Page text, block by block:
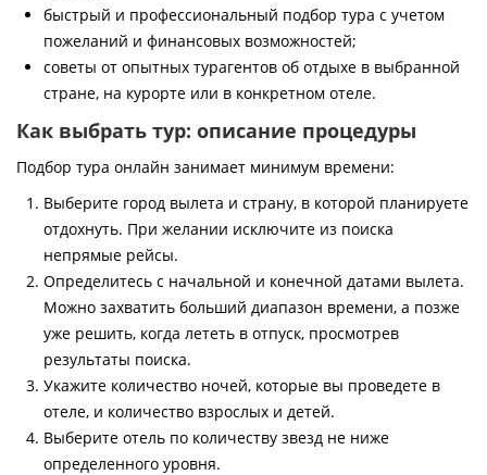
быстрый и профессиональный подбор тура с учетом
пожеланий и финансовых возможностей;
советы от опытных турагентов об отдыхе в выбранной
стране, на курорте или в конкретном отеле.
Как выбрать тур: описание процедуры
Подбор тура онлайн занимает минимум времени:
Выберите город вылета и страну, в которой планируете
отдохнуть. При желании исключите из поиска
непрямые рейсы.
Определитесь с начальной и конечной датами вылета.
Можно захватить больший диапазон времени, а позже
уже решить, когда лететь в отпуск, просмотрев
результаты поиска.
Укажите количество ночей, которые вы проведете в
отеле, и количество взрослых и детей.
Выберите отель по количеству звезд не ниже
определенного уровня.